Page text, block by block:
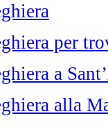
per
a
alla